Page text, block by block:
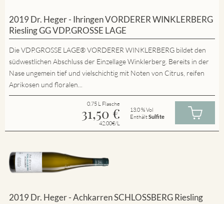
2019 Dr. Heger - Ihringen VORDERER WINKLERBERG
Riesling GG VDP.GROSSE LAGE
Die VDP.GROSSE LAGE® VORDERER WINKLERBERG bildet den
südwestlichen Abschluss der Einzellage Winklerberg. Bereits in der
Nase ungemein tief und vielschichtig mit Noten von Citrus, reifen
Aprikosen und floralen...
0.75 L Flasche
31,50 €
42.00€/L
13.0 % Vol
EnthältSulfite
2019 Dr. Heger - Achkarren SCHLOSSBERG Riesling